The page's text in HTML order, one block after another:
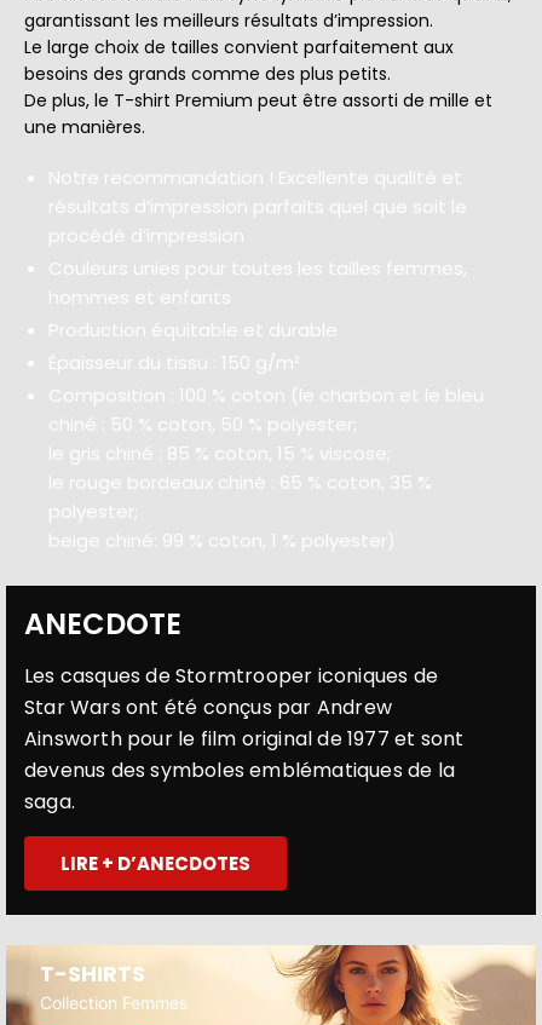
garantissant les meilleurs résultats d’impression.
Le large choix de tailles convient parfaitement aux
besoins des grands comme des plus petits.
De plus, le T-shirt Premium peut être assorti de mille et
une manières.
Notre recommandation ! Excellente qualité et
résultats d’impression parfaits quel que soit le
procédé d’impression
Couleurs unies pour toutes les tailles femmes,
hommes et enfants
Production équitable et durable
Épaisseur du tissu : 150 g/m²
Composition : 100 % coton (le charbon et le bleu
chiné : 50 % coton, 50 % polyester;
le gris chiné : 85 % coton, 15 % viscose;
le rouge bordeaux chiné : 65 % coton, 35 %
polyester;
beige chiné: 99 % coton, 1 % polyester)
ANECDOTE
Les casques de Stormtrooper iconiques de
Star Wars ont été conçus par Andrew
Ainsworth pour le film original de 1977 et sont
devenus des symboles emblématiques de la
saga.
LIRE + D’ANECDOTES
T-SHIRTS
Collection Femmes